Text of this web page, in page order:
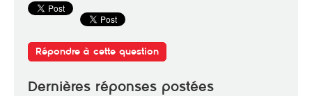
Répondre à cette question
Dernières réponses postées